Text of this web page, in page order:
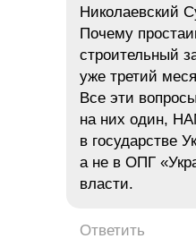
Николаевский
Почему
строительный
уже третий
Все эти
на них один,
в государстве
а не в ОПГ
власти.
Ответить